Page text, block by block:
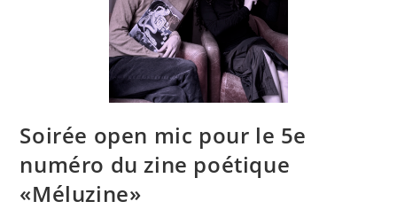
Soirée open mic pour le 5e
numéro du zine poétique
«Méluzine»